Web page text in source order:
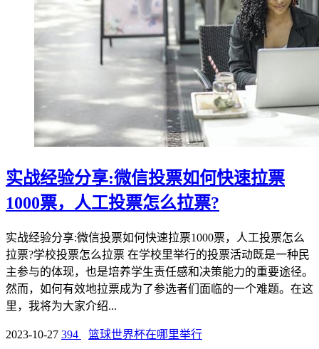
实战经验分享:微信投票如何快速拉票
1000票，人工投票怎么拉票?
实战经验分享:微信投票如何快速拉票1000票，人工投票怎么
拉票?学校投票怎么拉票 在学校里举行的投票活动既是一种民
主参与的体现，也是培养学生责任感和决策能力的重要途径。
然而，如何有效地拉票成为了参选者们面临的一个难题。在这
里，我将为大家介绍...
2023-10-27 394 篮球世界杯在哪里举行